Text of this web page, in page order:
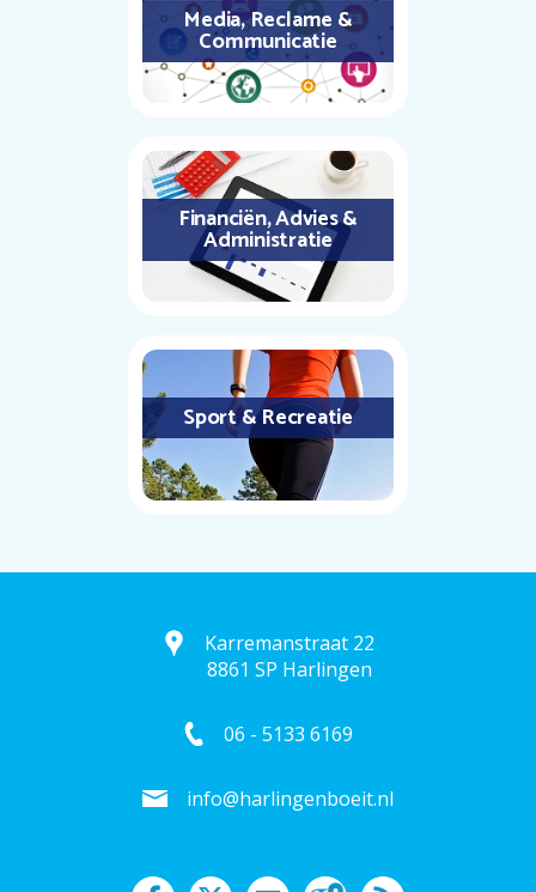
Media, Reclame &
Communicatie
Financiën, Advies &
Administratie
Sport & Recreatie
Karremanstraat 22
8861 SP Harlingen
06 - 5133 6169
info@harlingenboeit.nl